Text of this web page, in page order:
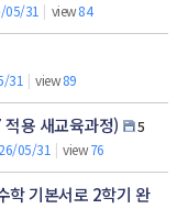
05/31 | view84
31 | view89
용 새교육과정)
5
05/31 | view76
학 기본서로 2학기 완